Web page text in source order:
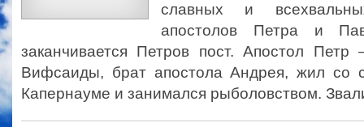
славных и
апостолов Петра и
заканчивается Петров пост. Апостол
Вифсаиды, брат апостола Андрея, жил со
Капернауме и занимался рыболовством.